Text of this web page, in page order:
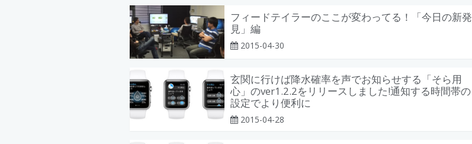
フィードテイラーのここが変わってる！「今日の新発
見」編
2015-04-30
玄関に行けば降水確率を声でお知らせする「そら用
心」のver1.2.2をリリースしました!通知する時間帯の
設定でより便利に
2015-04-28